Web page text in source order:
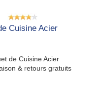
Cuisine Acier
de Cuisine Acier
& retours gratuits